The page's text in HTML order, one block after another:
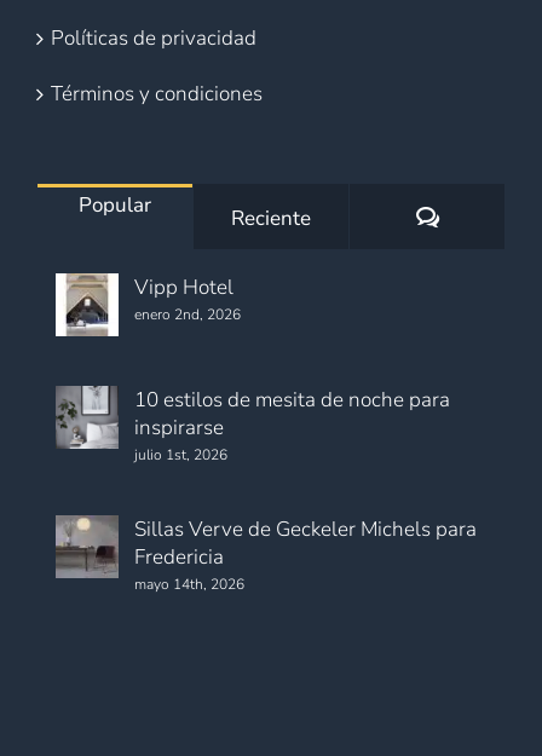
Políticas de privacidad
Términos y condiciones
Popular Reciente
Vipp Hotel
enero 2nd, 2026
10 estilos de mesita de noche para
inspirarse
julio 1st, 2026
Sillas Verve de Geckeler Michels para
Fredericia
mayo 14th, 2026